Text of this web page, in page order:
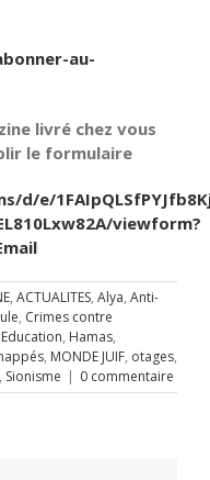
au-
livré chez vous
le formulaire
e/
viewform?
, ACTUALITES, Alya, Anti-
, Crimes contre
Education, Hamas,
, MONDE JUIF, otages,
, Sionisme | 0 commentaire